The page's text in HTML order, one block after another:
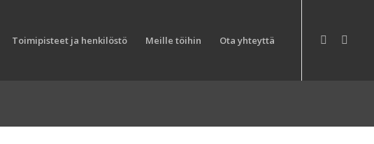
Toimipisteet ja henkilöstö Meille töihin Ota yhteyttä
Next